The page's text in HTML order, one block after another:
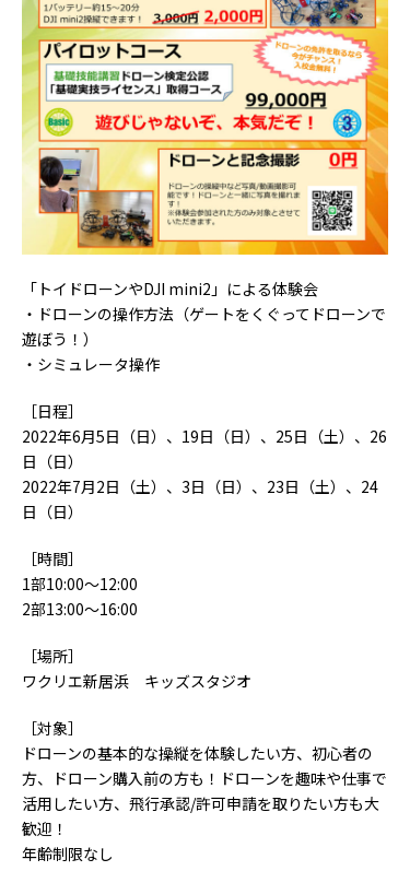
「トイドローンやDJI mini2」による体験会
・ドローンの操作方法（ゲートをくぐってドローンで
遊ぼう！）
・シミュレータ操作
［日程］
2022年6月5日（日）、19日（日）、25日（土）、26
日（日）
2022年7月2日（土）、3日（日）、23日（土）、24
日（日）
［時間］
1部10:00～12:00
2部13:00～16:00
［場所］
ワクリエ新居浜 キッズスタジオ
［対象］
ドローンの基本的な操縦を体験したい方、初心者の
方、ドローン購入前の方も！ドローンを趣味や仕事で
活用したい方、飛行承認/許可申請を取りたい方も大
歓迎！
年齢制限なし